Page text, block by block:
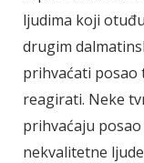
ljudima koji
drugim
prihvaćati posao
reagirati. Neke
prihvaćaju
nekvalitetne